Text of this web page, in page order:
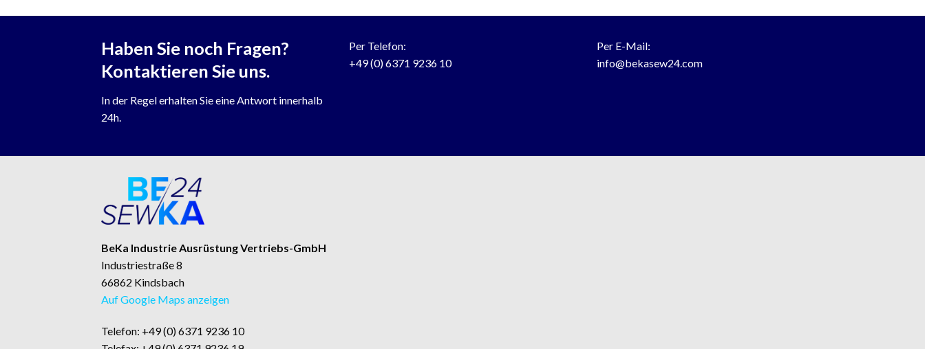
Haben Sie noch Fragen?
Kontaktieren Sie uns.
In der Regel erhalten Sie eine Antwort innerhalb
24h.
Per Telefon:
+49 (0) 6371 9236 10
Per E-Mail:
info@bekasew24.com
BeKa Industrie Ausrüstung Vertriebs-GmbH
Industriestraße 8
66862 Kindsbach
Auf Google Maps anzeigen
Telefon: +49 (0) 6371 9236 10